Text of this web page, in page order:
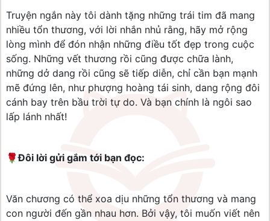
Truyện ngắn này tôi dành tặng những trái tim đã mang
nhiều tổn thương, với lời nhắn nhủ rằng, hãy mở rộng
lòng mình để đón nhận những điều tốt đẹp trong cuộc
sống. Những vết thương rồi cũng được chữa lành,
những dở dang rồi cũng sẽ tiếp diễn, chỉ cần bạn mạnh
mẽ đứng lên, như phượng hoàng tái sinh, dang rộng đôi
cánh bay trên bầu trời tự do. Và bạn chính là ngôi sao
lấp lánh nhất!
🌹Đôi lời gửi gắm tới bạn đọc:
Văn chương có thể xoa dịu những tổn thương và mang
con người đến gần nhau hơn. Bởi vậy, tôi muốn viết nên